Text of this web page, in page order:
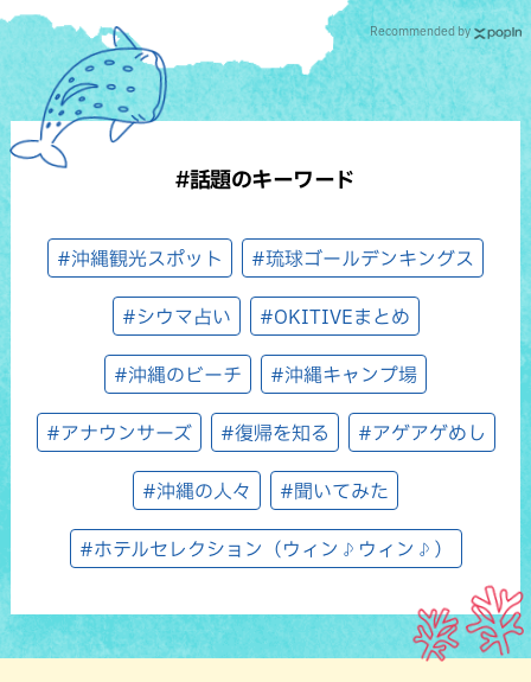
Recommended by
#話題のキーワード
#沖縄観光スポット #琉球ゴールデンキングス
#シウマ占い #OKITIVEまとめ
#沖縄のビーチ #沖縄キャンプ場
#アナウンサーズ #復帰を知る #アゲアゲめし
#沖縄の人々 #聞いてみた
#ホテルセレクション（ウィン♪ウィン♪）